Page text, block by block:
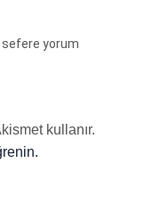
sefere yorum
kullanır.